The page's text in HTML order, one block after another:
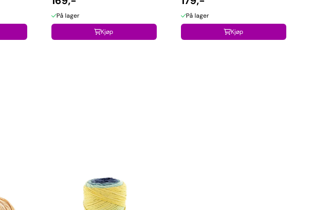
På lager
Kjøp
På lager
Kjøp